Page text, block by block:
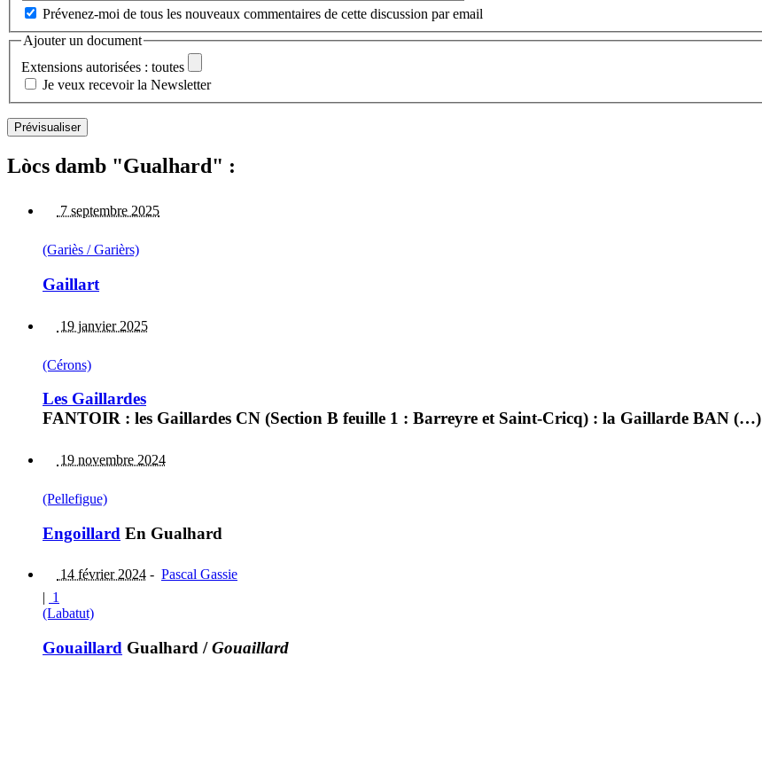
Prévenez-moi de tous les nouveaux commentaires de cette discussion par email
Ajouter un document
Extensions autorisées : toutes
Je veux recevoir la Newsletter
Lòcs damb "Gualhard" :
7 septembre 2025
(Gariès / Garièrs)
Gaillart
19 janvier 2025
(Cérons)
Les Gaillardes
FANTOIR : les Gaillardes CN (Section B feuille 1 : Barreyre et Saint-Cricq) : la Gaillarde BAN (…)
19 novembre 2024
(Pellefigue)
Engoillard En Gualhard
14 février 2024 - Pascal Gassie
1
(Labatut)
Gouaillard Gualhard /Gouaillard